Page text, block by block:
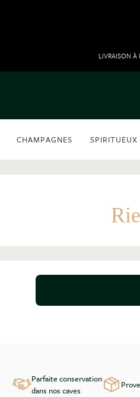
LIVRAISON À
CHAMPAGNES SPIRITUEUX
Parfaite conservation
dans nos caves